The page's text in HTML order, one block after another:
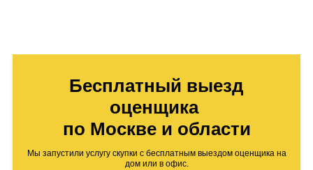
Бесплатный выезд
оценщика
по Москве и области
Мы запустили услугу скупки с бесплатным выездом оценщика на
дом или в офис.